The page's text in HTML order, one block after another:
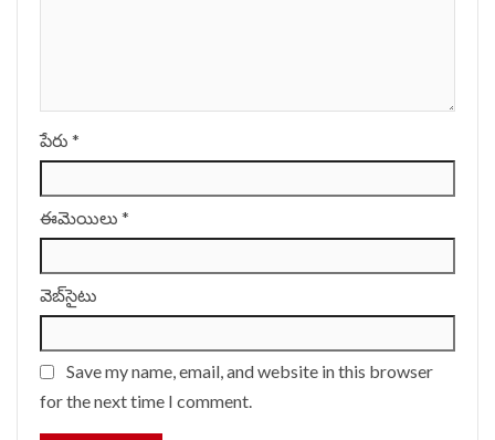
పేరు *
ఈమెయిలు *
వెబ్‌సైటు
Save my name, email, and website in this browser
for the next time I comment.